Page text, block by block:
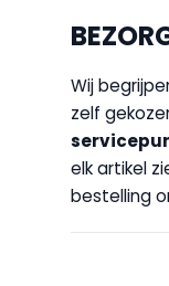
Wij
zelf
elk artikel
bestelling